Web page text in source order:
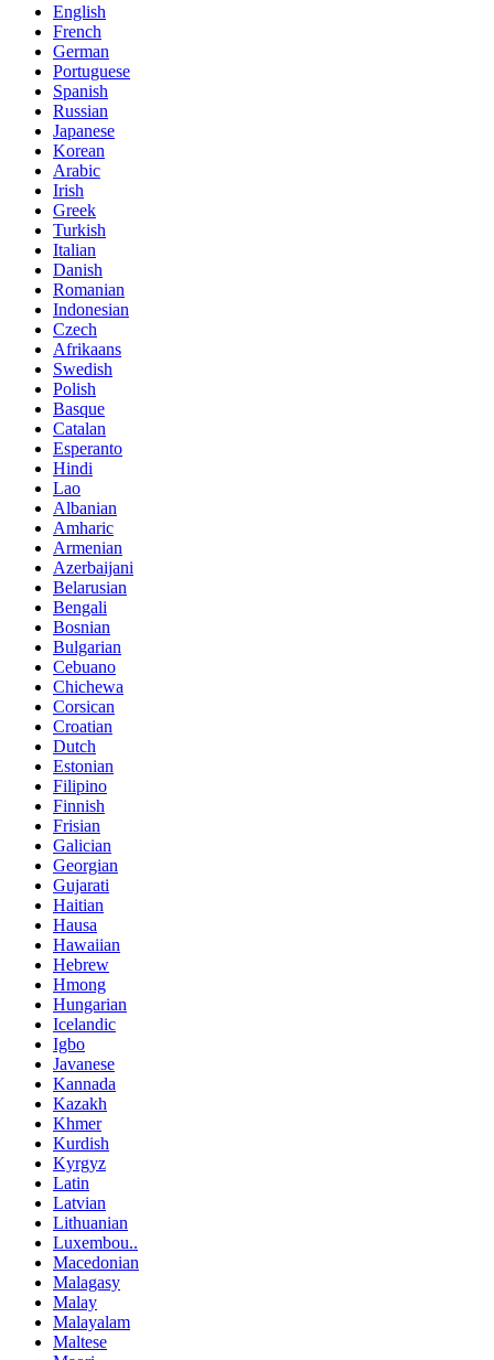
English
French
German
Portuguese
Spanish
Russian
Japanese
Korean
Arabic
Irish
Greek
Turkish
Italian
Danish
Romanian
Indonesian
Czech
Afrikaans
Swedish
Polish
Basque
Catalan
Esperanto
Hindi
Lao
Albanian
Amharic
Armenian
Azerbaijani
Belarusian
Bengali
Bosnian
Bulgarian
Cebuano
Chichewa
Corsican
Croatian
Dutch
Estonian
Filipino
Finnish
Frisian
Galician
Georgian
Gujarati
Haitian
Hausa
Hawaiian
Hebrew
Hmong
Hungarian
Icelandic
Igbo
Javanese
Kannada
Kazakh
Khmer
Kurdish
Kyrgyz
Latin
Latvian
Lithuanian
Luxembou..
Macedonian
Malagasy
Malay
Malayalam
Maltese